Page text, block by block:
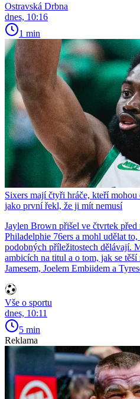
Ostravská Drbna
dnes, 10:16
1 min
Sixers mají čtyři hráče, kteří
jako první řekl, že ji mít nemusí
Jaylen Brown přišel ve čtvrtek
Philadelphie 76ers a mohl udělat
podobných příležitostech dělávají.
ambicích na titul a o tom, jak se
Jamesem, Joelem Embiidem a
Vše o sportu
dnes, 10:11
5 min
Reklama